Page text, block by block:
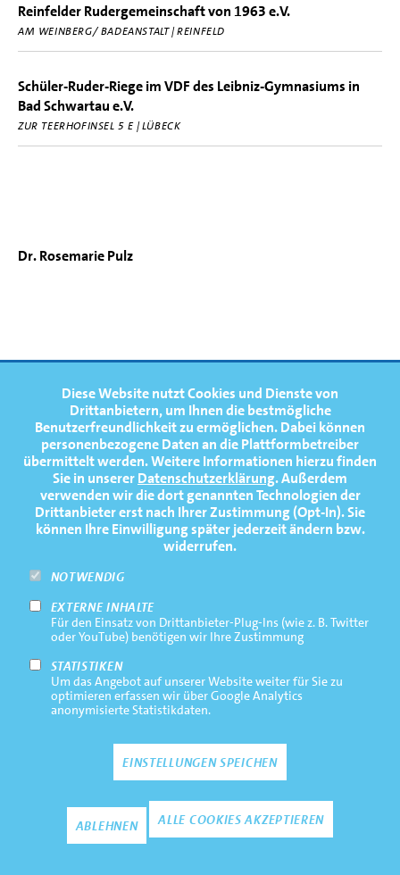
Diese Website nutzt Cookies und Dienste von
Drittanbietern, um Ihnen die bestmögliche
Benutzerfreundlichkeit zu ermöglichen.Dabei können
personenbezogene Daten an die Plattformbetreiber
übermittelt werden. Weitere Informationen hierzu finden
Sie in unsererDatenschutzerklärung. Außerdem
verwenden wir die dort genannten Technologien der
Drittanbieter erst nach Ihrer Zustimmung (Opt-In). Sie
können Ihre Einwilligung später jederzeit ändern bzw.
widerrufen.
NOTWENDIG
EXTERNE INHALTE
Für den Einsatz von Drittanbieter-Plug-Ins (wie z. B. Twitter
oder YouTube) benötigen wir Ihre Zustimmung
STATISTIKEN
Um das Angebot auf unserer Website weiter für Sie zu
optimieren erfassen wir über Google Analytics
anonymisierte Statistikdaten.
EINSTELLUNGEN SPEICHEN
ABLEHNEN ALLE COOKIES AKZEPTIEREN
Reinfelder Rudergemeinschaft von 1963 e.V.
AM WEINBERG/ BADEANSTALT | REINFELD
Schüler-Ruder-Riege im VDF des Leibniz-Gymnasiums in
Bad Schwartau e.V.
ZUR TEERHOFINSEL 5 E | LÜBECK
Dr. Rosemarie Pulz
FOOTERNAVIGATION
NEWS
TERMINE
MEDIATHEK
PRESSE
FAQ
NEWSLETTER
Footernavigation
Bottom
Impressum
Datenschutz